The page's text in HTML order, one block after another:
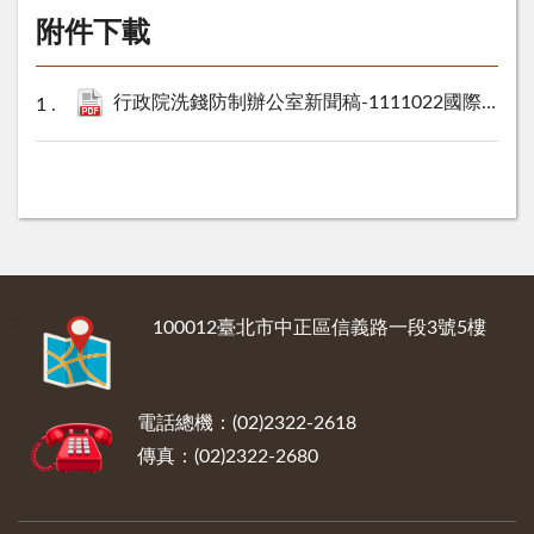
附件下載
行政院洗錢防制辦公室新聞稿-1111022國際組織日_3.pdf
100012臺北市中正區信義路一段3號5樓
電話總機：(02)2322-2618
傳真：(02)2322-2680